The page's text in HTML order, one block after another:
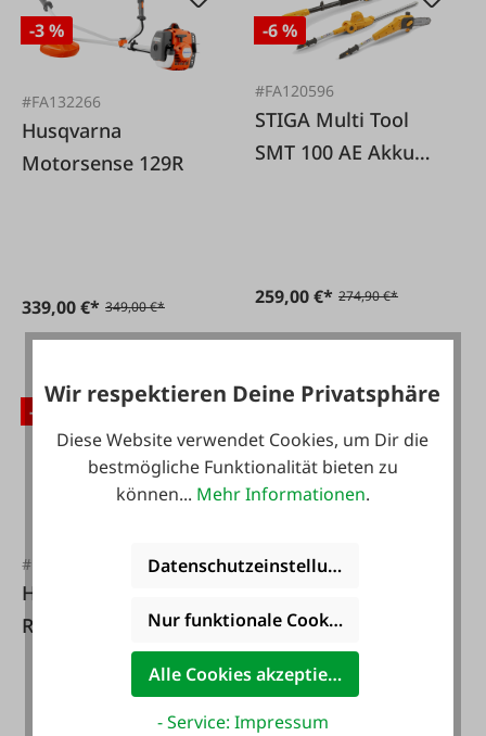
-3 %
#FA132266
Husqvarna
Motorsense 129R
339,00 €* 349,00 €*
-6 %
#FA120596
STIGA Multi Tool
SMT 100 AE Akku
259,00 €* 274,90 €*
-9 %
#FA109810
Husqvarna
Rasentrimmer 325
#FA122566
Motorsense Stiga
BC700e-Set inkl.
Akku u. Ladegerät
Wir respektieren Deine Privatsphäre
Diese Website verwendet Cookies, um Dir die
bestmögliche Funktionalität bieten zu
können... Mehr Informationen.
Datenschutzeinstellungen
Nur funktionale Cookies akzeptieren
Alle Cookies akzeptieren
- Service: Impressum